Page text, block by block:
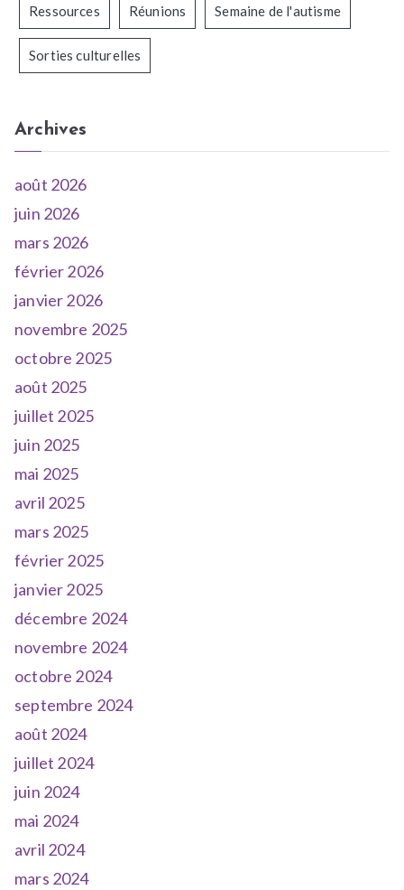
Ressources Réunions Semaine de l'autisme
Sorties culturelles
Archives
août 2026
juin 2026
mars 2026
février 2026
janvier 2026
novembre 2025
octobre 2025
août 2025
juillet 2025
juin 2025
mai 2025
avril 2025
mars 2025
février 2025
janvier 2025
décembre 2024
novembre 2024
octobre 2024
septembre 2024
août 2024
juillet 2024
juin 2024
mai 2024
avril 2024
mars 2024